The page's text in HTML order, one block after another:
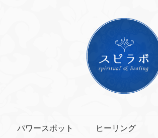
パワースポット ヒーリング